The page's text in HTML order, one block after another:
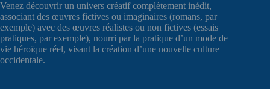
Venez découvrir un univers créatif complètement inédit,
associant des œuvres fictives ou imaginaires (romans, par
exemple) avec des œuvres réalistes ou non fictives (essais
pratiques, par exemple), nourri par la pratique d’un mode de
vie héroïque réel, visant la création d’une nouvelle culture
occidentale.